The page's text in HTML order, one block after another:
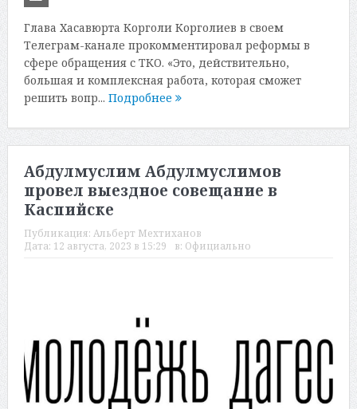
Глава Хасавюрта Корголи Корголиев в своем
Телеграм-канале прокомментировал реформы в
сфере обращения с ТКО. «Это, действительно,
большая и комплексная работа, которая сможет
решить вопр... Подробнее
Абдулмуслим Абдулмуслимов
провел выездное совещание в
Каспийске
Публикация: Альберт Мехтиханов
Дата: 12 августа, 2023 в 15:29 в: Официально